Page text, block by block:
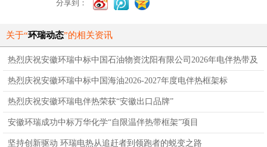
分享到：
关于“环瑞动态”的相关资讯
热烈庆祝安徽环瑞中标中国石油物资沈阳有限公司2026年电伴热带及
附件采购标
热烈庆祝安徽环瑞中标中国海油2026-2027年度电伴热框架标
热烈庆祝安徽环瑞电伴热荣获“安徽出口品牌”
安徽环瑞成功中标万华化学“自限温伴热带框架”项目
坚持创新驱动 环瑞电热从追赶者到领跑者的蜕变之路